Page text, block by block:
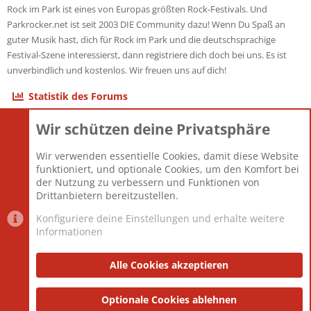
Rock im Park ist eines von Europas größten Rock-Festivals. Und
Parkrocker.net ist seit 2003 DIE Community dazu! Wenn Du Spaß an
guter Musik hast, dich für Rock im Park und die deutschsprachige
Festival-Szene interessierst, dann registriere dich doch bei uns. Es ist
unverbindlich und kostenlos. Wir freuen uns auf dich!
Statistik des Forums
Themen
Mitglieder
12.427
Neuestes Mitglied
Berlin
Datenschutzerklärung Impressum
Community platform by XenForo® © 2010-2025 XenForo Ltd.
Wir schützen deine Privatsphäre
Wir verwenden essentielle Cookies, damit diese Website
funktioniert, und optionale Cookies, um den Komfort bei
der Nutzung zu verbessern und Funktionen von
Drittanbietern bereitzustellen.
Konfiguriere deine Einstellungen und erhalte weitere
Informationen
Alle Cookies akzeptieren
Optionale Cookies ablehnen